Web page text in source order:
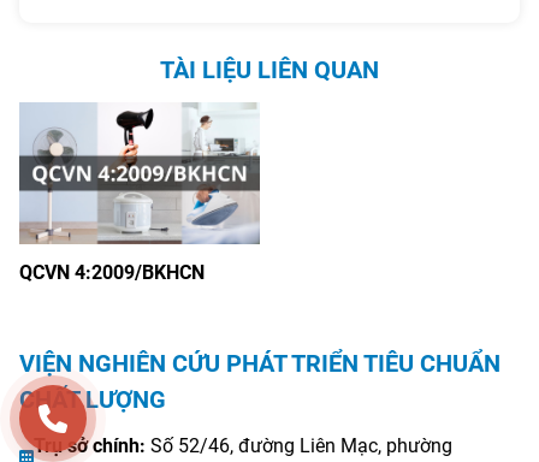
TÀI LIỆU LIÊN QUAN
QCVN 4:2009/BKHCN
VIỆN NGHIÊN CỨU PHÁT TRIỂN TIÊU CHUẨN
CHẤT LƯỢNG
Trụ sở chính: Số 52/46, đường Liên Mạc, phường